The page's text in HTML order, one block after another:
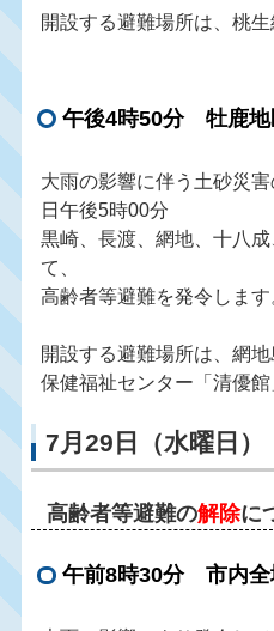
開設する避難場所は、桃生
午後4時50分 牡鹿地
大雨の影響に伴う土砂災
日午後5時00分
黒崎、長渡、網地、十八
て、
高齢者等避難を発令します
開設する避難場所は、網
保健福祉センター「清優館
7月29日（水曜日）
高齢者等避難の解除に
午前8時30分 市内全